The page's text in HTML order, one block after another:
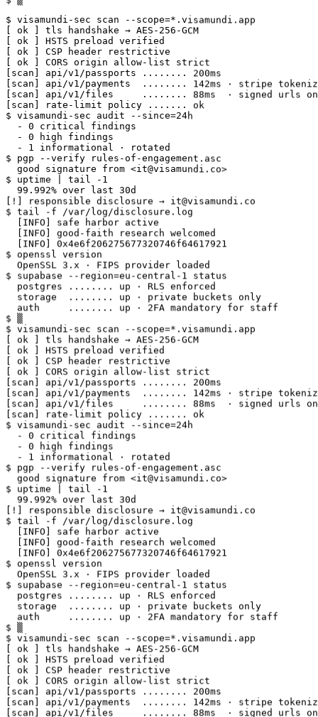
$ visamundi-sec scan --scope=*.visamundi.app
[ ok ] tls handshake → AES-256-GCM
[ ok ] HSTS preload verified
[ ok ] CSP header restrictive
[ ok ] CORS origin allow-list strict
[scan] api/v1/passports ........ 200ms
[scan] api/v1/payments  ........ 142ms · stripe
[scan] api/v1/files     ........ 88ms  · signed urls
[scan] rate-limit policy ....... ok
$ visamundi-sec audit --since=24h
  - 0 critical findings
  - 0 high findings
  - 1 informational · rotated
$ pgp --verify rules-of-engagement.asc
  good signature from <it@visamundi.co>
$ uptime | tail -1
  99.992% over last 30d
[!] responsible disclosure → it@visamundi.co
$ tail -f /var/log/disclosure.log
  [INFO] safe harbor active
  [INFO] good-faith research welcomed
  [INFO] 0x4e6f206275677320746f64617921
$ openssl version
  OpenSSL 3.x · FIPS provider loaded
$ supabase --region=eu-central-1 status
  postgres ........ up · RLS enforced
  storage  ........ up · private buckets only
  auth     ........ up · 2FA mandatory for staff
$ ▒
$ visamundi-sec scan --scope=*.visamundi.app
[ ok ] tls handshake → AES-256-GCM
[ ok ] HSTS preload verified
[ ok ] CSP header restrictive
[ ok ] CORS origin allow-list strict
[scan] api/v1/passports ........ 200ms
[scan] api/v1/payments  ........ 142ms · stripe
[scan] api/v1/files     ........ 88ms  · signed urls
[scan] rate-limit policy ....... ok
$ visamundi-sec audit --since=24h
  - 0 critical findings
  - 0 high findings
  - 1 informational · rotated
$ pgp --verify rules-of-engagement.asc
  good signature from <it@visamundi.co>
$ uptime | tail -1
  99.992% over last 30d
[!] responsible disclosure → it@visamundi.co
$ tail -f /var/log/disclosure.log
  [INFO] safe harbor active
  [INFO] good-faith research welcomed
  [INFO] 0x4e6f206275677320746f64617921
$ openssl version
  OpenSSL 3.x · FIPS provider loaded
$ supabase --region=eu-central-1 status
  postgres ........ up · RLS enforced
  storage  ........ up · private buckets only
  auth     ........ up · 2FA mandatory for staff
$ ▒
$ visamundi-sec scan --scope=*.visamundi.app
[ ok ] tls handshake → AES-256-GCM
[ ok ] HSTS preload verified
[ ok ] CSP header restrictive
[ ok ] CORS origin allow-list strict
[scan] api/v1/passports ........ 200ms
[scan] api/v1/payments  ........ 142ms · stripe
[scan] api/v1/files     ........ 88ms  · signed urls
[scan] rate-limit policy ....... ok